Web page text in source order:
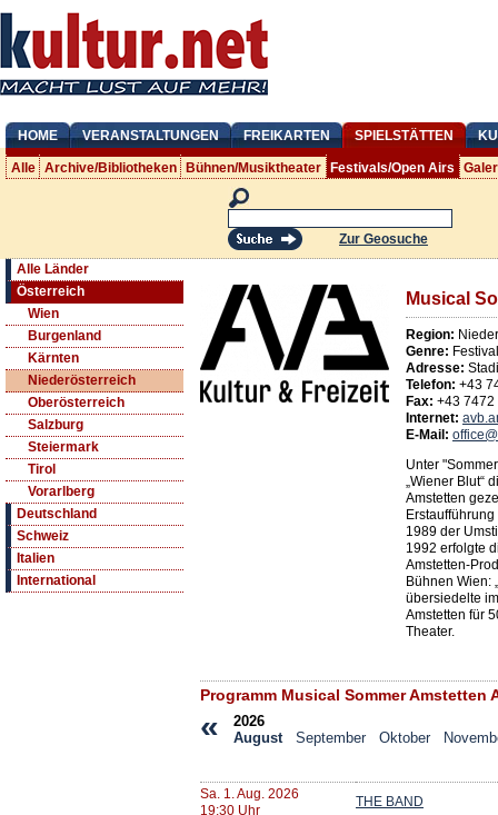
HOME VERANSTALTUNGEN FREIKARTEN SPIELSTÄTTEN
Alle Archive/Bibliotheken Bühnen/Musiktheater Festivals/Open Airs
Zur Geosuche
Alle Länder
Österreich
Wien
Burgenland
Kärnten
Niederösterreich
Oberösterreich
Salzburg
Steiermark
Tirol
Vorarlberg
Deutschland
Schweiz
Italien
International
Musical
Region:
Genre:
Adresse:
Telefon: +43
Fax: +43
Internet:
E-Mail:
Unter
„Wiener Blut“
Amstetten
1989 der
1992 erfolgte
Amstetten-
Bühnen Wien:
übersiedelte
Amstetten für
Theater.
Programm Musical Sommer Amstetten
«
2026
August
September Oktober
Sa. 1. Aug. 2026
19:30 Uhr
THE BAND